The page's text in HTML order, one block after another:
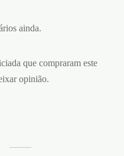
ainda.
que compraram este
opinião.